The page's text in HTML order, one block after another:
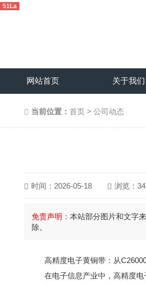
51La
网站首页 关于我们
当前位置： 首页 > 公司动态
时间：2026-05-18 浏览：
免责声明： 本站部分图片和文字
除。
高精度电子黄铜带：从
在电子信息产业中，高精度